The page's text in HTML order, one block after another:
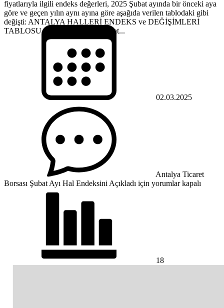
fiyatlarıyla ilgili endeks değerleri, 2025 Şubat ayında bir önceki aya
göre ve geçen yılın aynı ayına göre aşağıda verilen tablodaki gibi
değişti: ANTALYA HALLERİ ENDEKS ve DEĞİŞİMLERİ
TABLOSU (2015=100) 2025 Şubat...
02.03.2025
Antalya Ticaret
Borsası Şubat Ayı Hal Endeksini Açıkladı için yorumlar kapalı
18